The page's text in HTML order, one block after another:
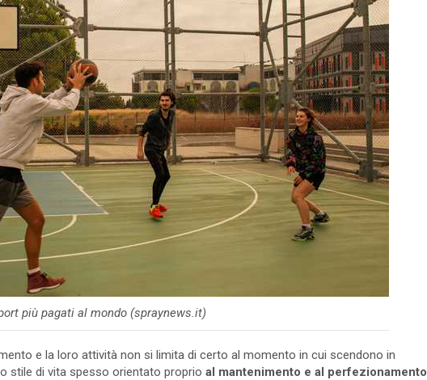
più pagati al mondo (spraynews.it)
e la loro attività non si limita di certo al momento in cui scendono in
stile di vita spesso orientato proprio al mantenimento e al perfezionamento